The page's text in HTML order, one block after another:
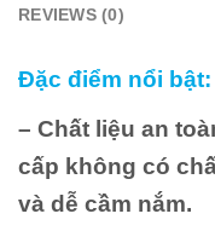
REVIEWS (0)
Đặc điểm nổi bật:
– Chất liệu an
cấp không có
và dễ cầm nắm.